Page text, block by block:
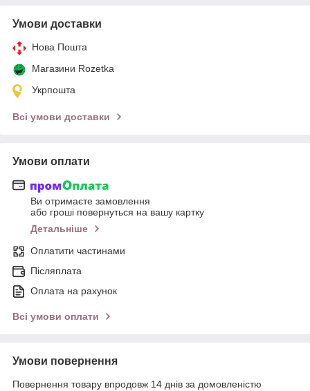
Умови доставки
Нова Пошта
Магазини Rozetka
Укрпошта
Всі умови доставки
Умови оплати
Ви отримаєте замовлення
або гроші повернуться на вашу картку
Детальніше
Оплатити частинами
Післяплата
Оплата на рахунок
Всі умови оплати
Умови повернення
Повернення товару впродовж 14 днів за домовленістю